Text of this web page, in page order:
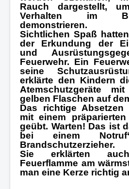
Rauch dargestellt,
Verhalten im
demonstrieren.
Sichtlichen Spaß
der Erkundung der
und
Feuerwehr. Ein
seine
erklärte den Kindern
Atemschutzgeräte
gelben Flaschen auf
Das richtige Absetzen
mit einem
geübt. Warten! Das ist
bei einem
Brandschutzerzieher.
Sie erklärten
Feuerflamme am
man eine Kerze richtig